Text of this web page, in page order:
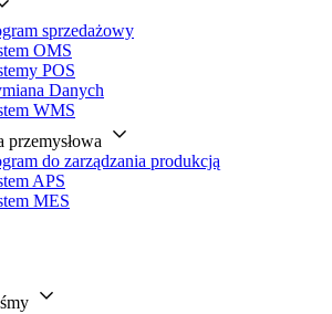
sprzedażowy
OMS
POS
Danych
WMS
przemysłowa
do zarządzania produkcją
APS
MES